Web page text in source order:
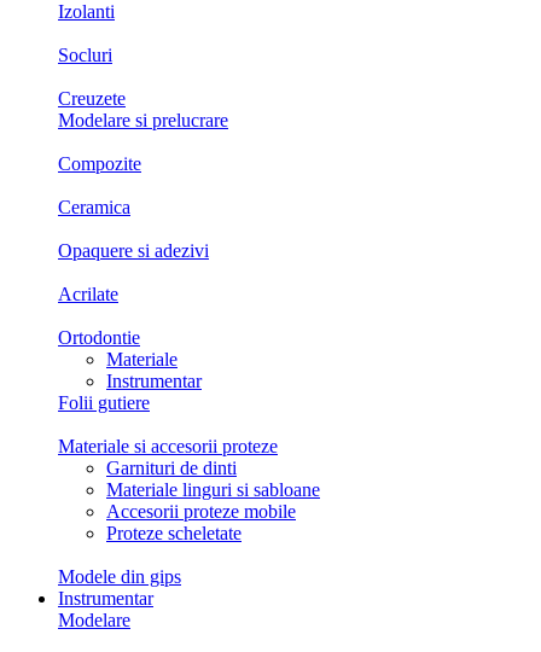
Izolanti
Socluri
Creuzete
Modelare si prelucrare
Compozite
Ceramica
Opaquere si adezivi
Acrilate
Ortodontie
Materiale
Instrumentar
Folii gutiere
Materiale si accesorii proteze
Garnituri de dinti
Materiale linguri si sabloane
Accesorii proteze mobile
Proteze scheletate
Modele din gips
Instrumentar
Modelare